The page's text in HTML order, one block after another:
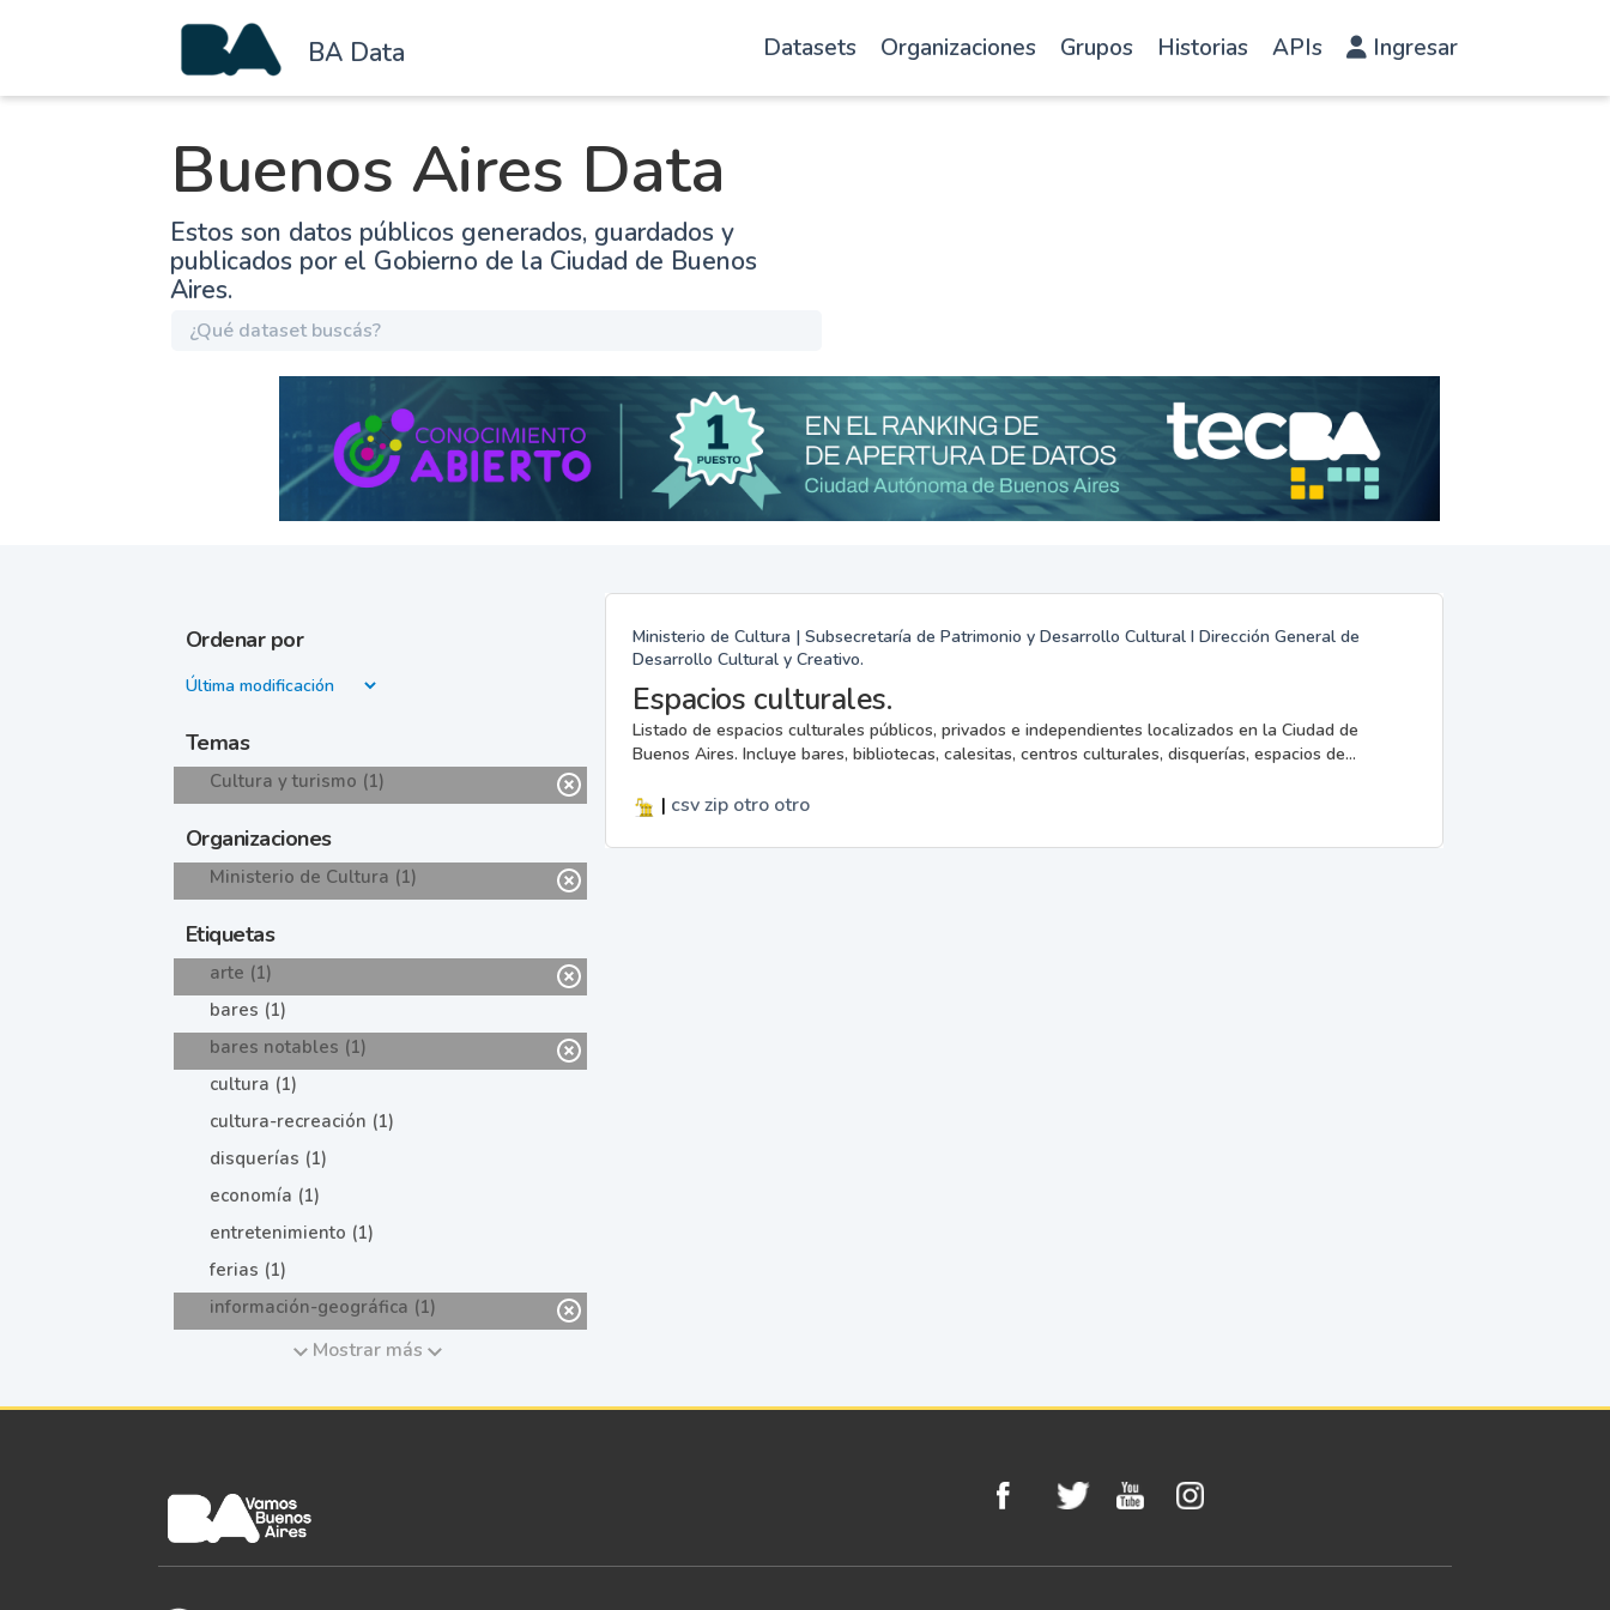
BA Data Datasets Organizaciones Grupos Historias APIs Ingresar
Buenos Aires Data
Estos son datos públicos generados, guardados y
publicados por el Gobierno de la Ciudad de Buenos
Aires.
Ordenar por
Temas
Cultura y turismo (1)
Organizaciones
Ministerio de Cultura (1)
Etiquetas
arte (1)
bares (1)
bares notables (1)
cultura (1)
cultura-recreación (1)
disquerías (1)
economía (1)
entretenimiento (1)
ferias (1)
información-geográfica (1)
Mostrar más
Ministerio de Cultura | Subsecretaría de Patrimonio y Desarrollo Cultural I Dirección General de
Desarrollo Cultural y Creativo.
Espacios culturales.
Listado de espacios culturales públicos, privados e independientes localizados en la Ciudad de
Buenos Aires. Incluye bares, bibliotecas, calesitas, centros culturales, disquerías, espacios de...
| csvzip otro otro